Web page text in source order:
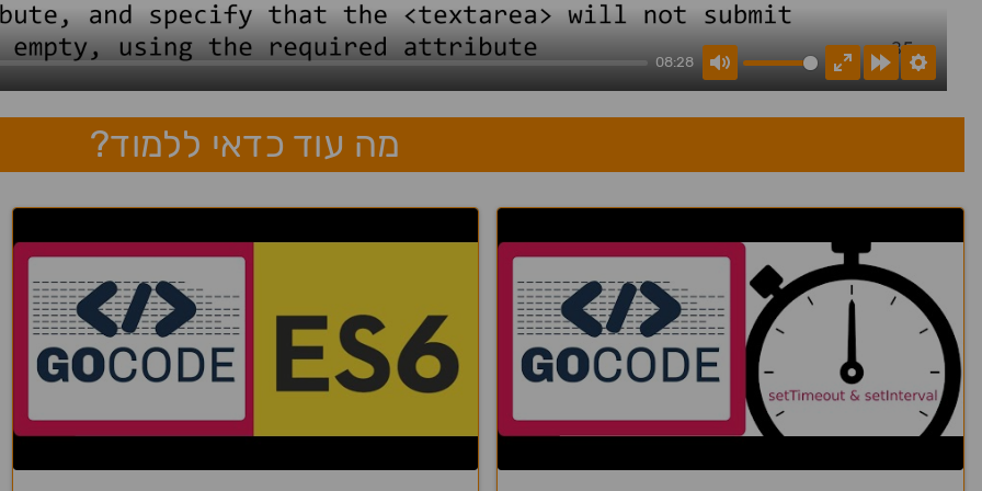
08:28
Mute
EnterForwardSettings
מה עוד כדאי ללמוד?